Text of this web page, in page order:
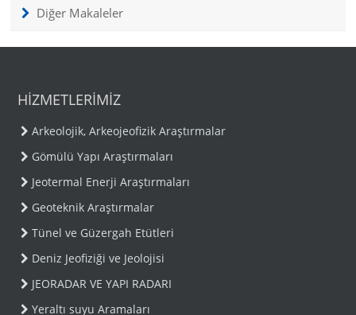
Diğer Makaleler
HİZMETLERİMİZ
Arkeolojik, Arkeojeofizik Araştırmalar
Gömülü Yapı Araştırmaları
Jeotermal Enerji Araştırmaları
Geoteknik Araştırmalar
Tünel ve Güzergah Etütleri
Deniz Jeofiziği ve Jeolojisi
JEORADAR VE YAPI RADARI
Yeraltı suyu Aramaları